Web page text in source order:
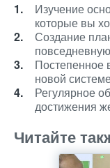
Изучение
которые вы
Создание
Постепенное
новой
Регулярное
достижения
Читайте